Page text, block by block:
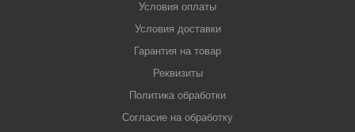
Условия оплаты
Условия доставки
Гарантия на товар
Реквизиты
Политика обработки
Согласие на обработку